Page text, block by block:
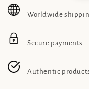
Worldwide
Secure payments
Authentic